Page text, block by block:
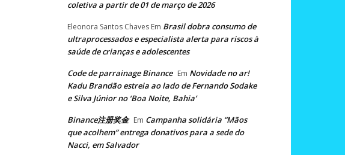
coletiva a partir de 01 de março de 2026
Eleonora Santos Chaves Em Brasil dobra consumo de
ultraprocessados e especialista alerta para riscos à
saúde de crianças e adolescentes
Code de parrainage Binance Em Novidade no ar!
Kadu Brandão estreia ao lado de Fernando Sodake
e Silva Júnior no ‘Boa Noite, Bahia’
Binance注册奖金 Em Campanha solidária “Mãos
que acolhem” entrega donativos para a sede do
Nacci, em Salvador